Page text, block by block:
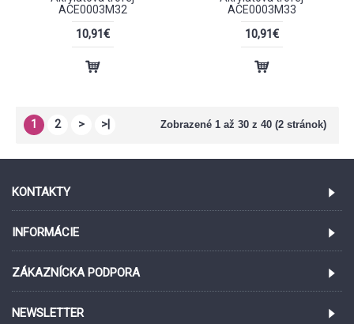
ACE0003M32
10,91€
ACE0003M33
10,91€
1 2 > >| Zobrazené 1 až 30 z 40 (2 stránok)
KONTAKTY
INFORMÁCIE
ZÁKAZNÍCKA PODPORA
NEWSLETTER